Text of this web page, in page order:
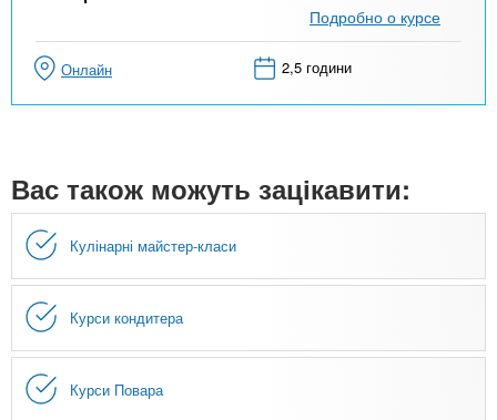
Подробно о курсе
Онлайн 2,5 години
Вас також можуть зацікавити:
Кулінарні майстер-класи
Курси кондитера
Курси Повара